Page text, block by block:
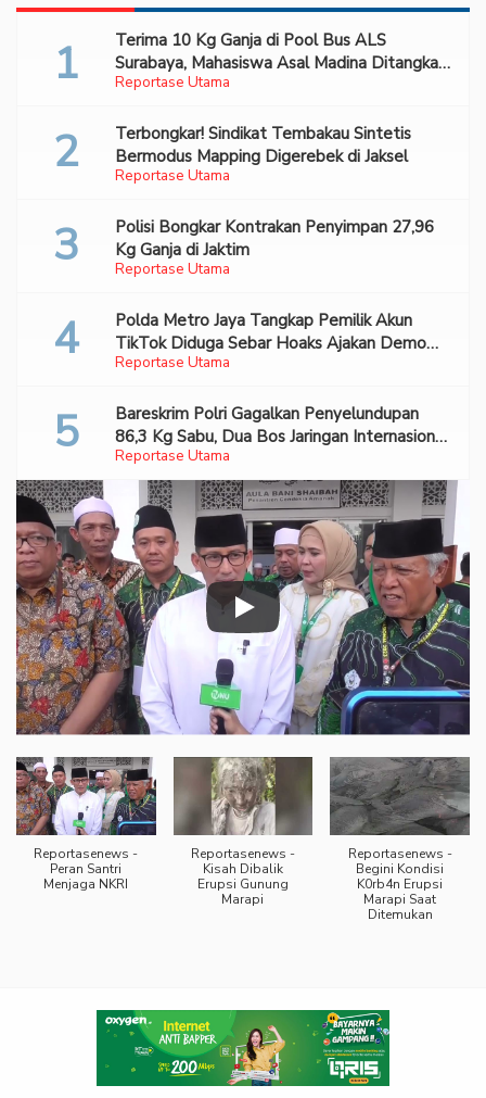
Reportase Utama
Terima 10 Kg Ganja di Pool Bus ALS
Surabaya, Mahasiswa Asal Madina Ditangkap
Bareskrim
Reportase Utama
Terbongkar! Sindikat Tembakau Sintetis
Bermodus Mapping Digerebek di Jaksel
Reportase Utama
Polisi Bongkar Kontrakan Penyimpan 27,96
Kg Ganja di Jaktim
Reportase Utama
Polda Metro Jaya Tangkap Pemilik Akun
TikTok Diduga Sebar Hoaks Ajakan Demo
Turunkan Prabowo-Gibran
Reportase Utama
Bareskrim Polri Gagalkan Penyelundupan
86,3 Kg Sabu, Dua Bos Jaringan Internasional
Diburu
Reportasenews -
Peran Santri
Menjaga NKRI
Reportasenews -
Kisah Dibalik
Erupsi Gunung
Marapi
Reportasenews -
Begini Kondisi
K0rb4n Erupsi
Marapi Saat
Ditemukan